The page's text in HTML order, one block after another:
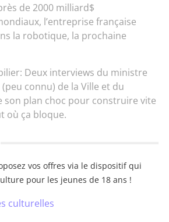
de 2000 milliard$
l’entreprise française
la robotique, la prochaine
Deux interviews du ministre
(peu connu) de la Ville et du
son plan choc pour construire vite
où ça bloque.
vos offres via le dispositif qui
pour les jeunes de 18 ans !